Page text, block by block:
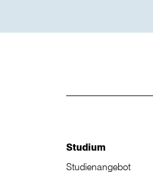
Studium
Studienangebot